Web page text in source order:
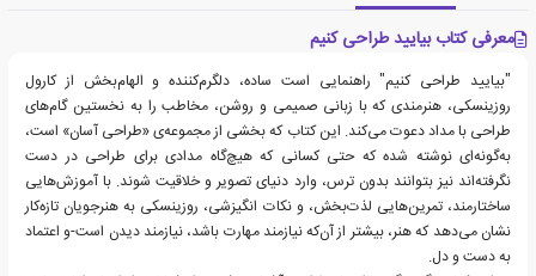
معرفی کتاب بیایید طراحی کنیم
"بیایید طراحی کنیم" راهنمایی است ساده، دلگرم‌کننده و الهام‌بخش از کارول
روزینسکی، هنرمندی که با زبانی صمیمی و روشن، مخاطب را به نخستین گام‌های
طراحی با مداد دعوت می‌کند. این کتاب که بخشی از مجموعه‌ی «طراحی آسان» است،
به‌گونه‌ای نوشته شده که حتی کسانی که هیچ‌گاه مدادی برای طراحی در دست
نگرفته‌اند نیز بتوانند بدون ترس، وارد دنیای تصویر و خلاقیت شوند. با آموزش‌هایی
ساختارمند، تمرین‌هایی لذت‌بخش، و نکات انگیزشی، روزینسکی به هنرجویان تازه‌کار
نشان می‌دهد که هنر، بیشتر از آن‌که نیازمند مهارت باشد، نیازمند دیدن است-و اعتماد
به دست و دل.